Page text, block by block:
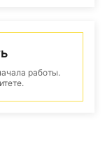
работы.